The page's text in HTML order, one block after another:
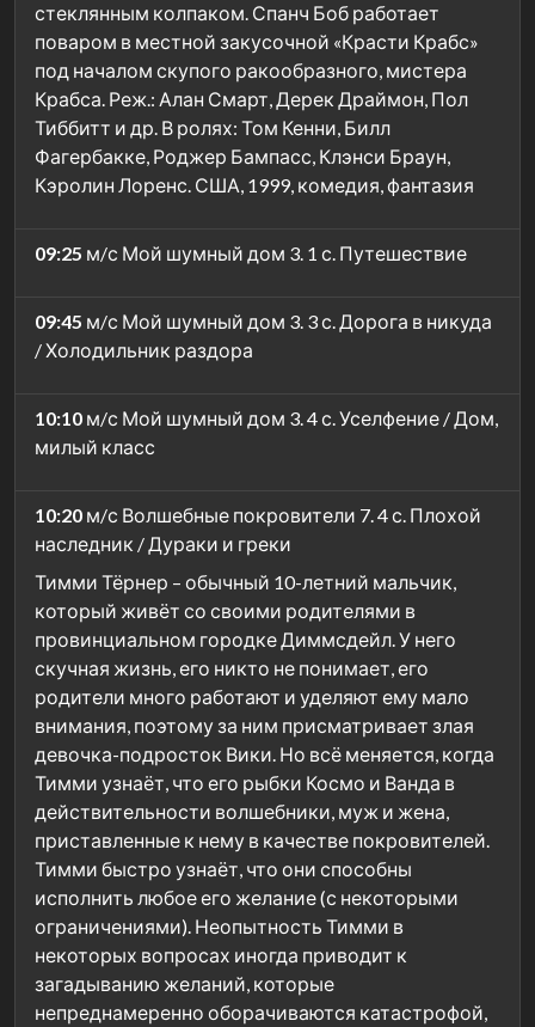
стеклянным колпаком. Спанч Боб работает
поваром в местной закусочной «Красти Крабс»
под началом скупого ракообразного, мистера
Крабса. Реж.: Алан Смарт, Дерек Драймон, Пол
Тиббитт и др. В ролях: Том Кенни, Билл
Фагербакке, Роджер Бампасс, Клэнси Браун,
Кэролин Лоренс. США, 1999, комедия, фантазия
09:25 м/с Мой шумный дом 3. 1 с. Путешествие
09:45 м/с Мой шумный дом 3. 3 с. Дорога в никуда
/ Холодильник раздора
10:10 м/с Мой шумный дом 3. 4 с. Уселфение / Дом,
милый класс
10:20 м/с Волшебные покровители 7. 4 с. Плохой
наследник / Дураки и греки
Тимми Тёрнер – обычный 10-летний мальчик,
который живёт со своими родителями в
провинциальном городке Диммсдейл. У него
скучная жизнь, его никто не понимает, его
родители много работают и уделяют ему мало
внимания, поэтому за ним присматривает злая
девочка-подросток Вики. Но всё меняется, когда
Тимми узнаёт, что его рыбки Космо и Ванда в
действительности волшебники, муж и жена,
приставленные к нему в качестве покровителей.
Тимми быстро узнаёт, что они способны
исполнить любое его желание (с некоторыми
ограничениями). Неопытность Тимми в
некоторых вопросах иногда приводит к
загадыванию желаний, которые
непреднамеренно оборачиваются катастрофой,